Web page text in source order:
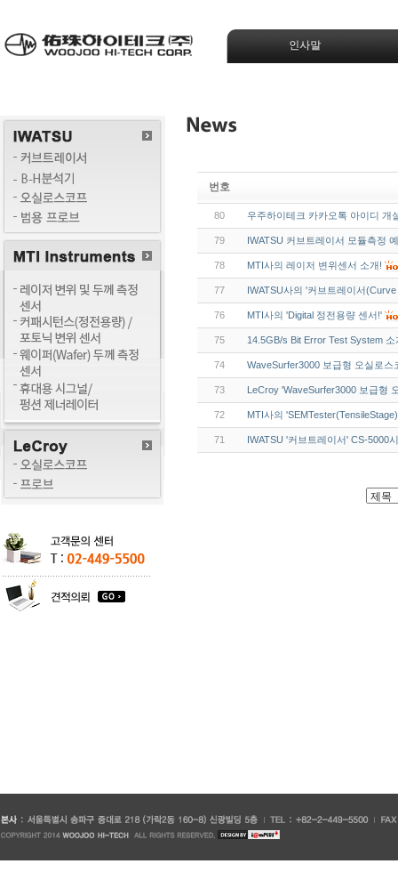
인사말
번호
80 우주하이테크 카카오톡 아이디 개
79 IWATSU 커브트레이서 모듈측정
78 MTI사의 레이저 변위센서 소개!
77 IWATSU사의 '커브트레이서
76 MTI사의 'Digital 정전용량 센서!'
75 14.5GB/s Bit Error Test System 소
74 WaveSurfer3000 보급형 오실로스
73 LeCroy 'WaveSurfer3000 보급형
72 MTI사의 'SEMTester(TensileStage)
71 IWATSU '커브트레이서' CS-5000